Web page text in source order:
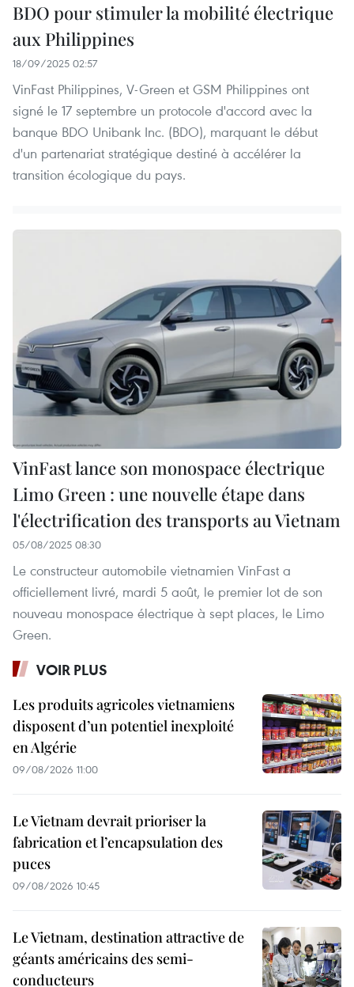
BDO pour stimuler la mobilité électrique
aux Philippines
18/09/2025 02:57
VinFast Philippines, V-Green et GSM Philippines ont
signé le 17 septembre un protocole d'accord avec la
banque BDO Unibank Inc. (BDO), marquant le début
d'un partenariat stratégique destiné à accélérer la
transition écologique du pays.
VinFast lance son monospace électrique
Limo Green : une nouvelle étape dans
l'électrification des transports au Vietnam
05/08/2025 08:30
Le constructeur automobile vietnamien VinFast a
officiellement livré, mardi 5 août, le premier lot de son
nouveau monospace électrique à sept places, le Limo
Green.
VOIR PLUS
Les produits agricoles vietnamiens
disposent d’un potentiel inexploité
en Algérie
09/08/2026 11:00
Le Vietnam devrait prioriser la
fabrication et l’encapsulation des
puces
09/08/2026 10:45
Le Vietnam, destination attractive de
géants américains des semi-
conducteurs